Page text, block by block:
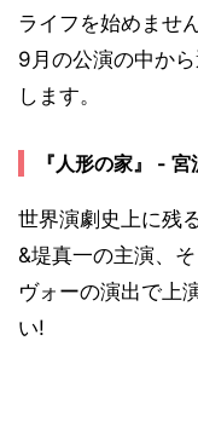
ライフを始めませ
9月の公演の中か
します。
『人形の家』 -
世界演劇史上に残
&堤真一の主演、
ヴォーの演出で上
い!